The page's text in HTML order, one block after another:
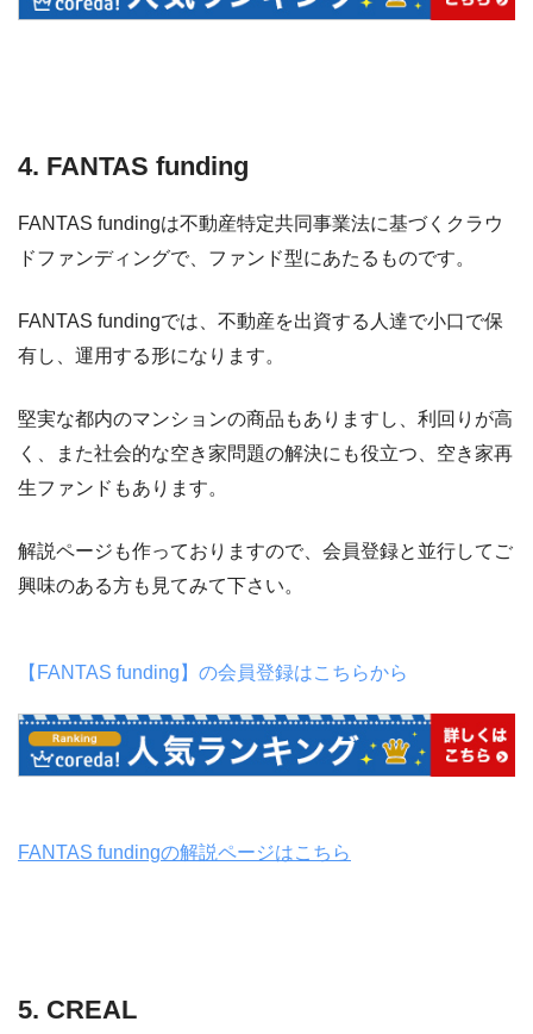
4. FANTAS funding
FANTAS fundingは不動産特定共同事業法に基づくクラウ
ドファンディングで、ファンド型にあたるものです。
FANTAS fundingでは、不動産を出資する人達で小口で保
有し、運用する形になります。
堅実な都内のマンションの商品もありますし、利回りが高
く、また社会的な空き家問題の解決にも役立つ、空き家再
生ファンドもあります。
解説ページも作っておりますので、会員登録と並行してご
興味のある方も見てみて下さい。
【FANTAS funding】の会員登録はこちらから
FANTAS fundingの解説ページはこちら
5. CREAL